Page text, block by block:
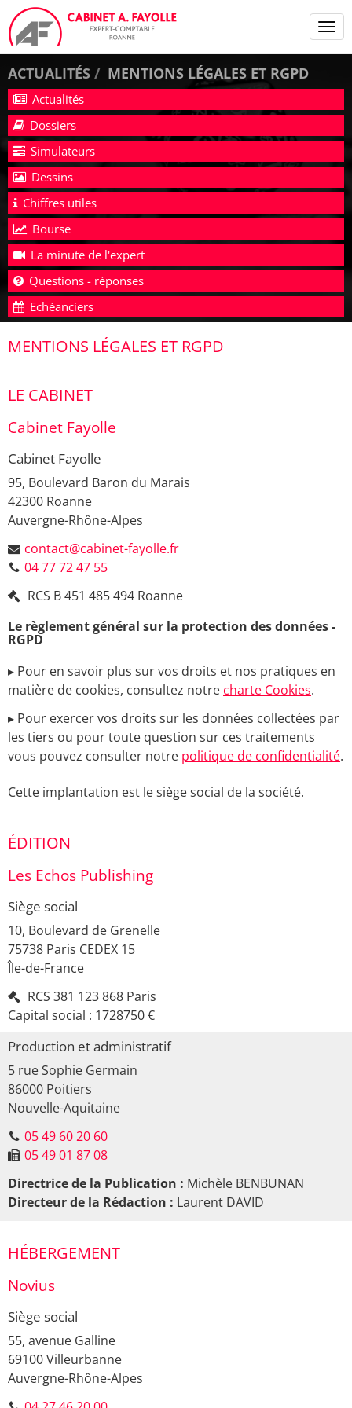
ACTUALITÉS MENTIONS LÉGALES ET RGPD
Actualités
Dossiers
Simulateurs
Dessins
Chiffres utiles
Bourse
La minute de l'expert
Questions - réponses
Echéanciers
MENTIONS LÉGALES ET RGPD
LE CABINET
Cabinet Fayolle
Cabinet Fayolle
95, Boulevard Baron du Marais
42300 Roanne
Auvergne-Rhône-Alpes
contact@cabinet-fayolle.fr
04 77 72 47 55
RCS B 451 485 494 Roanne
Le règlement général sur la protection des données -
RGPD
▸ Pour en savoir plus sur vos droits et nos pratiques en
matière de cookies, consultez notre charte Cookies.
▸ Pour exercer vos droits sur les données collectées par
les tiers ou pour toute question sur ces traitements
vous pouvez consulter notre politique de confidentialité.
Cette implantation est le siège social de la société.
ÉDITION
Les Echos Publishing
Siège social
10, Boulevard de Grenelle
75738 Paris CEDEX 15
Île-de-France
RCS 381 123 868 Paris
Capital social : 1728750 €
Production et administratif
5 rue Sophie Germain
86000 Poitiers
Nouvelle-Aquitaine
05 49 60 20 60
05 49 01 87 08
Directrice de la Publication : Michèle BENBUNAN
Directeur de la Rédaction : Laurent DAVID
HÉBERGEMENT
Novius
Siège social
55, avenue Galline
69100Villeurbanne
Auvergne-Rhône-Alpes